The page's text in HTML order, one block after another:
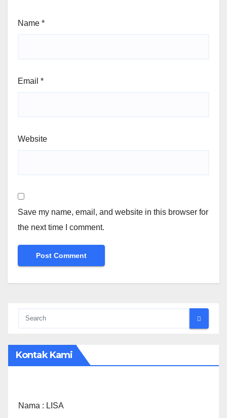
Name *
Email *
Website
Save my name, email, and website in this browser for
the next time I comment.
Kontak Kami
Nama : LISA